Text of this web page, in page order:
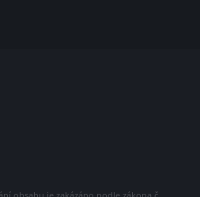
obsahu je zakázáno podle zákona č.